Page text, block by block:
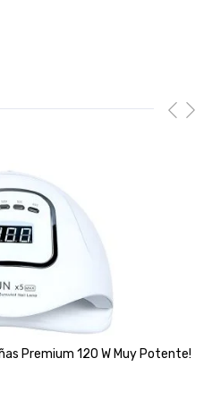
Premium 120 W Muy Potente!